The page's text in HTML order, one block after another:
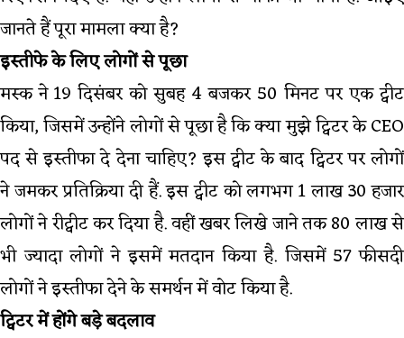
जानते हैं पूरा मामला क्‍या है?
इस्‍तीफे के लिए लोगों से पूछा
मस्‍क ने 19 दिसंबर को सुबह 4 बजकर 50 मिनट पर एक ट्वीट
किया, जिसमें उन्‍होंने लोगों से पूछा है कि क्‍या मुझे ट्विटर के CEO
पद से इस्तीफा दे देना चाहिए? इस ट्वीट के बाद ट्विटर पर लोगों
ने जमकर प्रतिक्रिया दी हैं. इस ट्वीट को लगभग 1 लाख 30 हजार
लोगों ने रीट्वीट कर दिया है. वहीं खबर लिखे जाने तक 80 लाख से
भी ज्‍यादा लोगों ने इसमें मतदान किया है. जिसमें 57 फीसदी
लोगों ने इस्तीफा देने के समर्थन में वोट किया है.
ट्विटर में होंगे बड़े बदलाव